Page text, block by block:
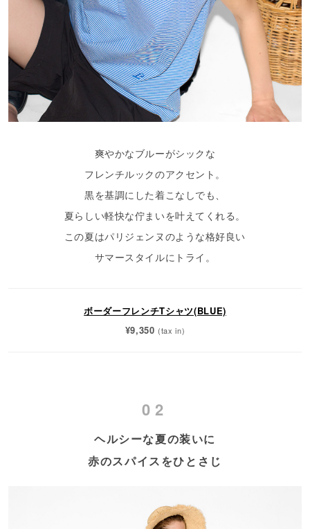
爽やかなブルーがシックな
フレンチルックのアクセント。
黒を基調にした着こなしでも、
夏らしい軽快な佇まいを叶えてくれる。
この夏はパリジェンヌのような格好良い
サマースタイルにトライ。
ボーダーフレンチTシャツ(BLUE)
¥9,350 (tax in)
02
ヘルシーな夏の装いに
赤のスパイスをひとさじ